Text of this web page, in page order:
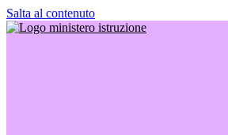
Salta al contenuto